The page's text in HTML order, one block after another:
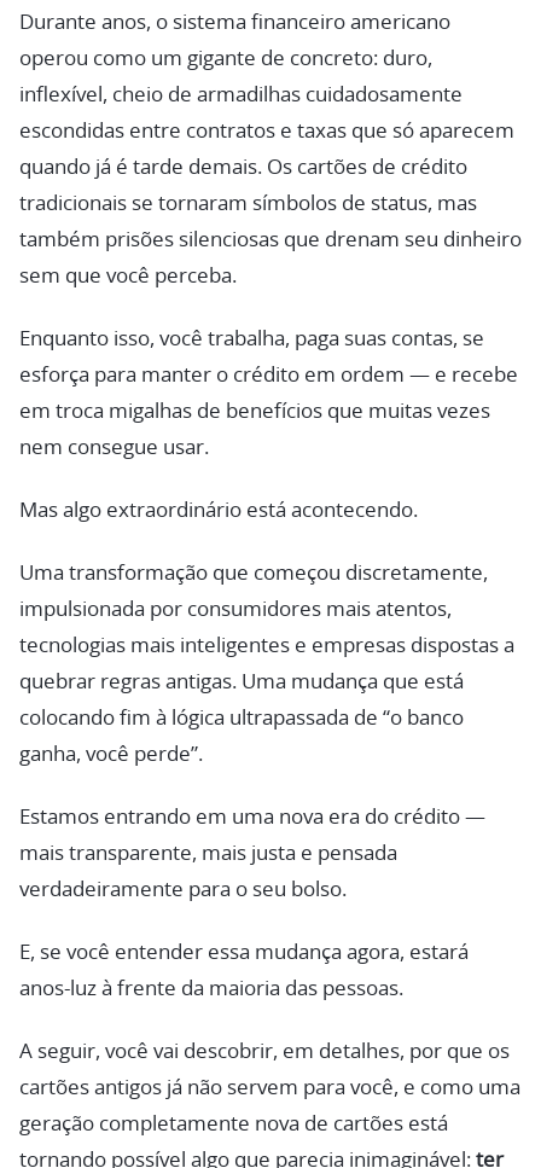
Durante anos, o sistema financeiro americano
operou como um gigante de concreto: duro,
inflexível, cheio de armadilhas cuidadosamente
escondidas entre contratos e taxas que só aparecem
quando já é tarde demais. Os cartões de crédito
tradicionais se tornaram símbolos de status, mas
também prisões silenciosas que drenam seu dinheiro
sem que você perceba.
Enquanto isso, você trabalha, paga suas contas, se
esforça para manter o crédito em ordem — e recebe
em troca migalhas de benefícios que muitas vezes
nem consegue usar.
Mas algo extraordinário está acontecendo.
Uma transformação que começou discretamente,
impulsionada por consumidores mais atentos,
tecnologias mais inteligentes e empresas dispostas a
quebrar regras antigas. Uma mudança que está
colocando fim à lógica ultrapassada de “o banco
ganha, você perde”.
Estamos entrando em uma nova era do crédito —
mais transparente, mais justa e pensada
verdadeiramente para o seu bolso.
E, se você entender essa mudança agora, estará
anos-luz à frente da maioria das pessoas.
A seguir, você vai descobrir, em detalhes, por que os
cartões antigos já não servem para você, e como uma
geração completamente nova de cartões está
tornando possível algo que parecia inimaginável: ter